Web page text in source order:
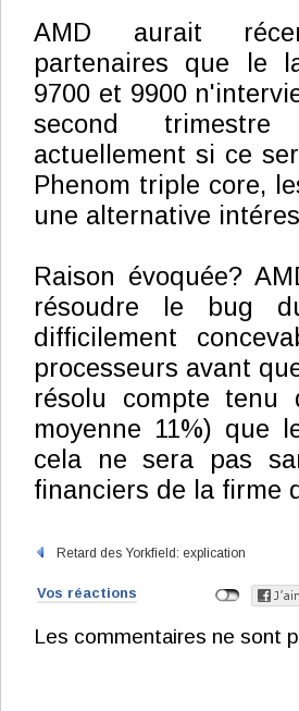
AMD aurait
partenaires que le
9700 et 9900
second
actuellement si ce
Phenom triple core,
une alternative
Raison évoquée?
résoudre le bug
difficilement
processeurs avant
résolu compte tenu
moyenne 11%) que
cela ne sera pas
financiers de la firme
Retard des Yorkfield: explication
Vos réactions
Les commentaires ne sont